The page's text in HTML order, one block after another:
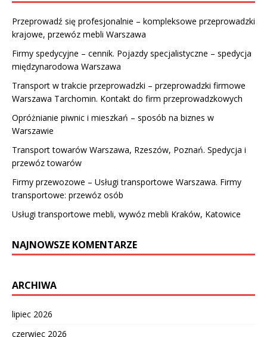
Przeprowadź się profesjonalnie – kompleksowe przeprowadzki
krajowe, przewóz mebli Warszawa
Firmy spedycyjne – cennik. Pojazdy specjalistyczne – spedycja
międzynarodowa Warszawa
Transport w trakcie przeprowadzki – przeprowadzki firmowe
Warszawa Tarchomin. Kontakt do firm przeprowadzkowych
Opróżnianie piwnic i mieszkań – sposób na biznes w
Warszawie
Transport towarów Warszawa, Rzeszów, Poznań. Spedycja i
przewóz towarów
Firmy przewozowe – Usługi transportowe Warszawa. Firmy
transportowe: przewóz osób
Usługi transportowe mebli, wywóz mebli Kraków, Katowice
NAJNOWSZE KOMENTARZE
ARCHIWA
lipiec 2026
czerwiec 2026